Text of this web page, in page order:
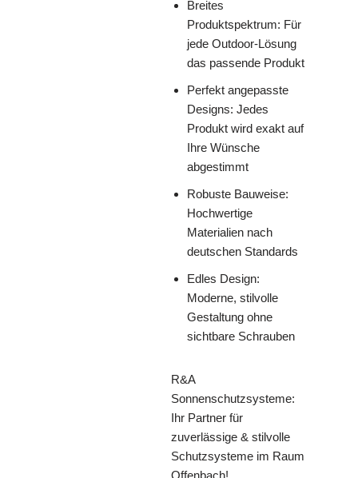
Breites
Produktspektrum: Für
jede Outdoor-Lösung
das passende Produkt
Perfekt angepasste
Designs: Jedes
Produkt wird exakt auf
Ihre Wünsche
abgestimmt
Robuste Bauweise:
Hochwertige
Materialien nach
deutschen Standards
Edles Design:
Moderne, stilvolle
Gestaltung ohne
sichtbare Schrauben
R&A
Sonnenschutzsysteme:
Ihr Partner für
zuverlässige & stilvolle
Schutzsysteme im Raum